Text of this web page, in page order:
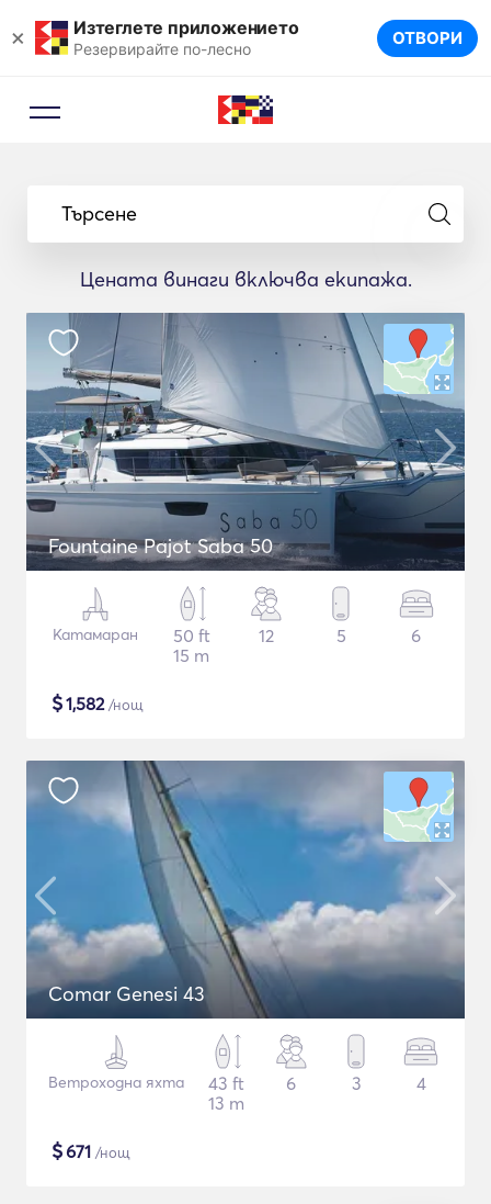
× Изтеглете приложението
Резервирайте по-лесно ОТВОРИ
Търсене
Цената винаги включва екипажа.
Fountaine Pajot Saba 50
Катамаран
50 ft
15 m
12 5 6
$1,582/нощ
Comar Genesi 43
Ветроходна яхта
43 ft
13 m
6 3 4
$671 /нощ